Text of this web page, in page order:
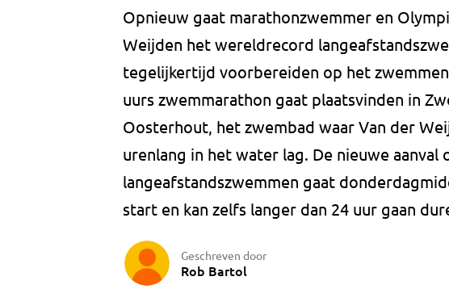
Opnieuw gaat marathonzwemmer en
Weijden het wereldrecord
tegelijkertijd voorbereiden op het
uurs zwemmarathon gaat plaatsvinden in
Oosterhout, het zwembad waar Van der
urenlang in het water lag. De nieuwe
langeafstandszwemmen gaat
start en kan zelfs langer dan 24 uur gaan
Geschreven door
Rob Bartol